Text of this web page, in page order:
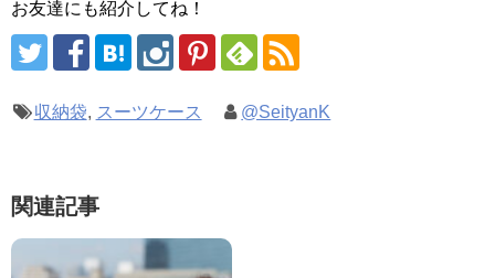
お友達にも紹介してね！
収納袋, スーツケース @SeityanK
関連記事